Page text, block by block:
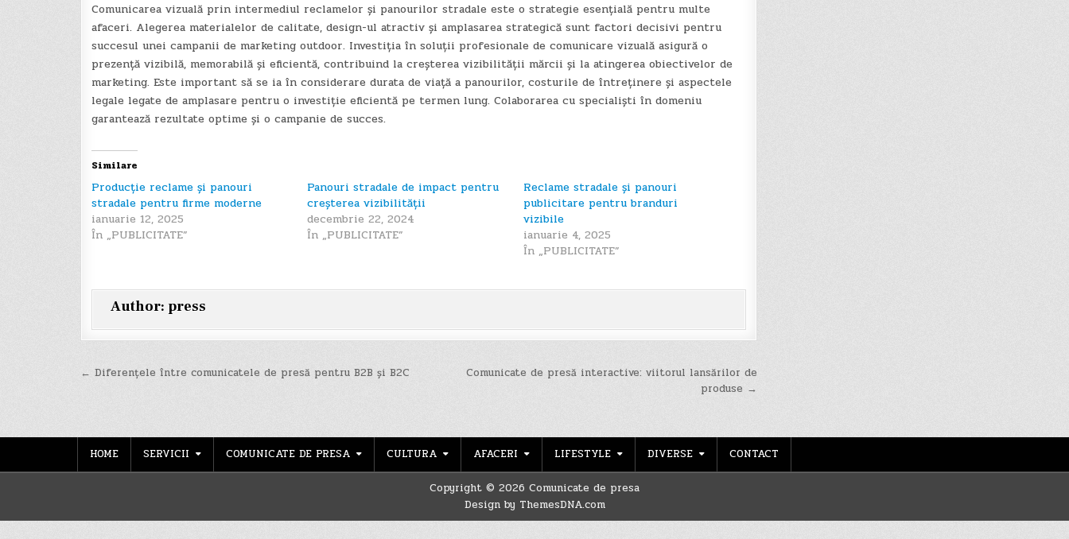
Comunicarea vizuală prin intermediul reclamelor și panourilor stradale este o strategie esențială pentru multe
afaceri. Alegerea materialelor de calitate, design-ul atractiv și amplasarea strategică sunt factori decisivi pentru
succesul unei campanii de marketing outdoor. Investiția în soluții profesionale de comunicare vizuală asigură o
prezență vizibilă, memorabilă și eficientă, contribuind la creșterea vizibilității mărcii și la atingerea obiectivelor de
marketing. Este important să se ia în considerare durata de viață a panourilor, costurile de întreținere și aspectele
legale legate de amplasare pentru o investiție eficientă pe termen lung. Colaborarea cu specialiști în domeniu
garantează rezultate optime și o campanie de succes.
Similare
Producție reclame și panouri
stradale pentru firme moderne
ianuarie 12, 2025
În „PUBLICITATE”
Panouri stradale de impact pentru
creșterea vizibilității
decembrie 22, 2024
În „PUBLICITATE”
Reclame stradale și panouri
publicitare pentru branduri
vizibile
ianuarie 4, 2025
În „PUBLICITATE”
Author: press
Navigare
Comunicate de presă interactive: viitorul lansărilor de
produse →
← Diferențele între comunicatele de presă pentru B2B și B2C
HOME SERVICII COMUNICATE DE PRESA CULTURA AFACERI LIFESTYLE DIVERSE CONTACT
Copyright © 2026 Comunicate de presa
Design by ThemesDNA.com